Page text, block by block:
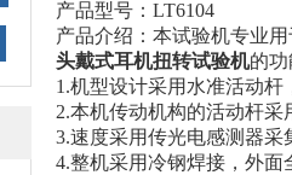
产品型号 ： LT6104
产品介绍： 本试验机专业
头戴式耳机扭转试验机的
1.机型设计采用水准活动杆
2.本机传动机构的活动杆采
3.速度采用传光电感测器采
4.整机采用冷钢焊接，外